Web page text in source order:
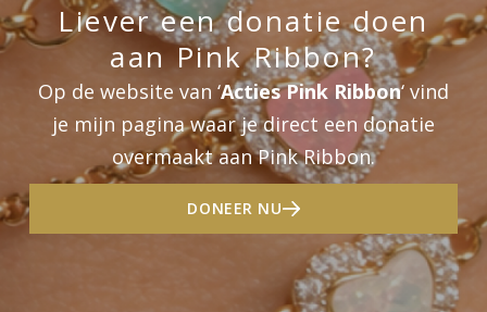
Liever een donatie doen
aan Pink Ribbon?
Op de website van ‘Acties Pink Ribbon‘ vind
je mijn pagina waar je direct een donatie
overmaakt aan Pink Ribbon.
DONEER NU